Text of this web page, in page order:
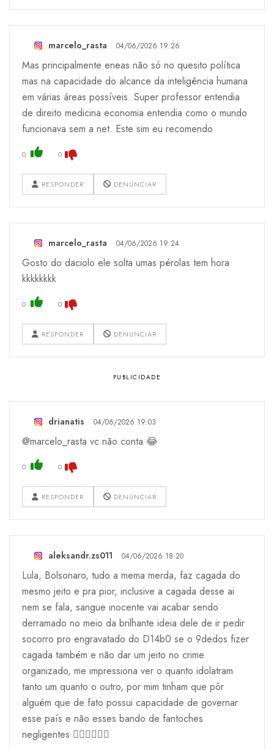
marcelo_rasta 04/06/2026 19:26
Mas principalmente eneas não só no quesito política
mas na capacidade do alcance da inteligência humana
em várias áreas possíveis. Super professor entendia
de direito medicina economia entendia como o mundo
funcionava sem a net. Este sim eu recomendo
0 0
RESPONDER DENUNCIAR
marcelo_rasta 04/06/2026 19:24
Gosto do daciolo ele solta umas pérolas tem hora
kkkkkkkk
0 0
RESPONDER DENUNCIAR
drianatis 04/06/2026 19:03
@marcelo_rasta vc não conta 😂
0 0
RESPONDER DENUNCIAR
aleksandr.zs011 04/06/2026 18:20
Lula, Bolsonaro, tudo a mema merda, faz cagada do
mesmo jeito e pra pior, inclusive a cagada desse ai
nem se fala, sangue inocente vai acabar sendo
derramado no meio da brilhante ideia dele de ir pedir
socorro pro engravatado do D14b0 se o 9dedos fizer
cagada também e não dar um jeito no crime
organizado, me impressiona ver o quanto idolatram
tanto um quanto o outro, por mim tinham que pôr
alguém que de fato possui capacidade de governar
esse país e não esses bando de fantoches
negligentes 🤷🏻‍♂️🤷🏻‍♂️